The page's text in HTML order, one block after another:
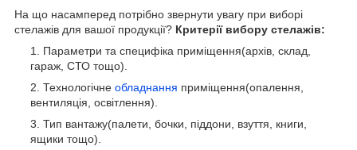
На що насамперед потрібно звернути увагу при виборі
стелажів для вашої продукції? Критерії вибору стелажів:
Параметри та специфіка приміщення(архів, склад,
гараж, СТО тощо).
Технологічне обладнання приміщення(опалення,
вентиляція, освітлення).
Тип вантажу(палети, бочки, піддони, взуття, книги,
ящики тощо).